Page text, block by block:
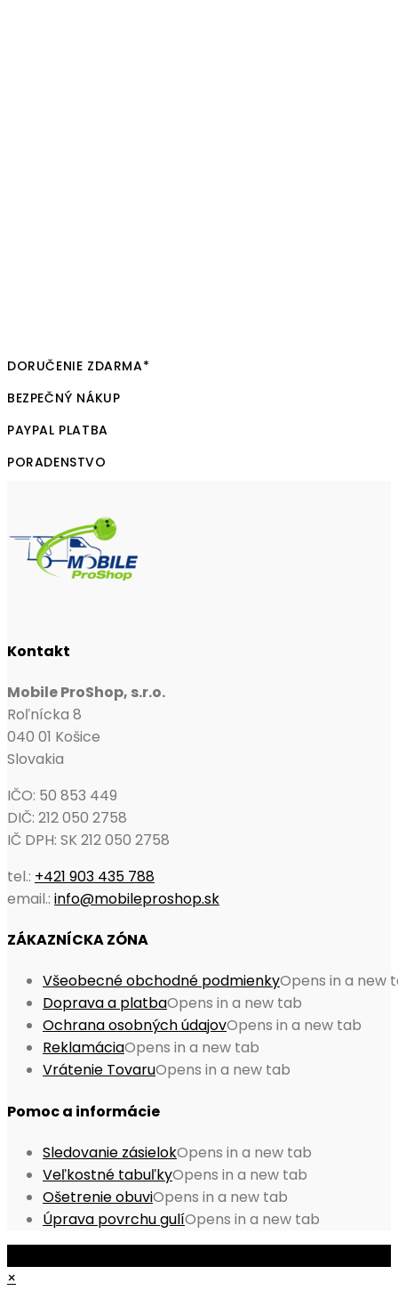
DORUČENIE ZDARMA*
BEZPEČNÝ NÁKUP
PAYPAL PLATBA
PORADENSTVO
Kontakt
Mobile ProShop, s.r.o.
Roľnícka 8
040 01 Košice
Slovakia
IČO: 50 853 449
DIČ: 212 050 2758
IČ DPH: SK 212 050 2758
tel.: +421 903 435 788
email.: info@mobileproshop.sk
ZÁKAZNÍCKA ZÓNA
Všeobecné obchodné podmienkyOpens in a new
Doprava a platbaOpens in a new tab
Ochrana osobných údajovOpens in a new tab
ReklamáciaOpens in a new tab
Vrátenie TovaruOpens in a new tab
Pomoc a informácie
Sledovanie zásielokOpens in a new tab
Veľkostné tabuľkyOpens in a new tab
Ošetrenie obuviOpens in a new tab
Úprava povrchu gulíOpens in a new tab
×